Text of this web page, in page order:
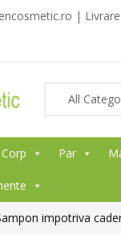
|
Corp Par
impotriva